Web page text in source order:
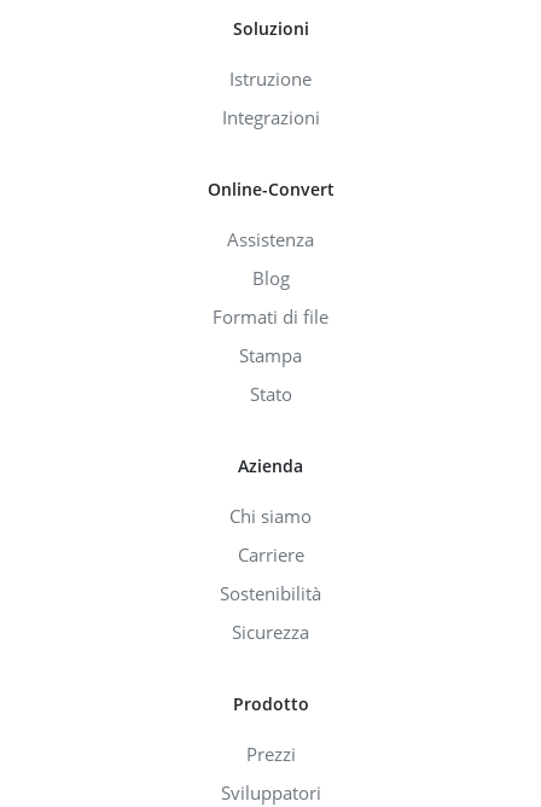
Soluzioni
Istruzione
Integrazioni
Online-Convert
Assistenza
Blog
Formati di file
Stampa
Stato
Azienda
Chi siamo
Carriere
Sostenibilità
Sicurezza
Prodotto
Prezzi
Sviluppatori